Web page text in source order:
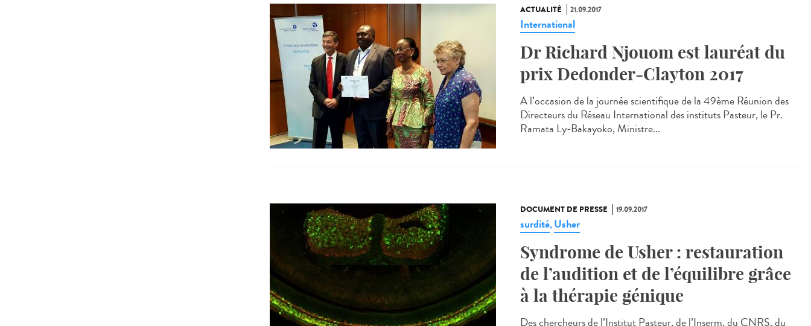
ACTUALITÉ 21.09.2017
International
Dr Richard Njouom est lauréat du
prix Dedonder-Clayton 2017
A l’occasion de la journée scientifique de la 49ème Réunion des
Directeurs du Réseau International des instituts Pasteur, le Pr.
Ramata Ly-Bakayoko, Ministre...
DOCUMENT DE PRESSE 19.09.2017
surdité, Usher
Syndrome de Usher : restauration
de l’audition et de l’équilibre grâce
à la thérapie génique
Des chercheurs de l’Institut Pasteur, de l’Inserm, du CNRS, du